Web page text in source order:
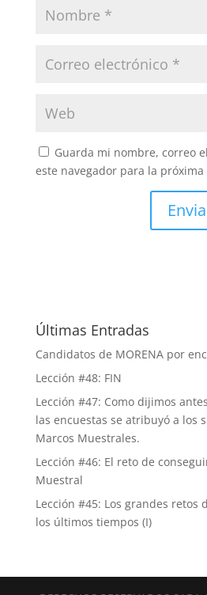
Guarda mi nombre, correo
este navegador para la
Últimas Entradas
Candidatos de MORENA por
Lección #48: FIN
Lección #47: Como dijimos
las encuestas se atribuyó a los
Marcos Muestrales.
Lección #46: El reto de
Muestral
Lección #45: Los grandes retos
los últimos tiempos (I)